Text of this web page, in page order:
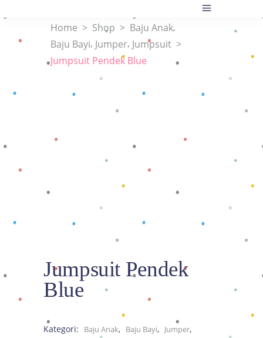
Home > Shop > Baju Anak,
Baju Bayi, Jumper, Jumpsuit >
Jumpsuit Pendek Blue
Jumpsuit Pendek
Blue
Kategori: Baju Anak, Baju Bayi, Jumper,